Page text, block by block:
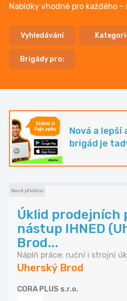
Nabídky vhodné pro každého -
Vyhledávání
Brigády pro:
Nová a lepší
brigád je
Nově přidáno
Úklid prodejních
nástup IHNED
Brod...
Náplň práce: ruční i strojní
Uherský Brod
CORA PLUS s.r.o.